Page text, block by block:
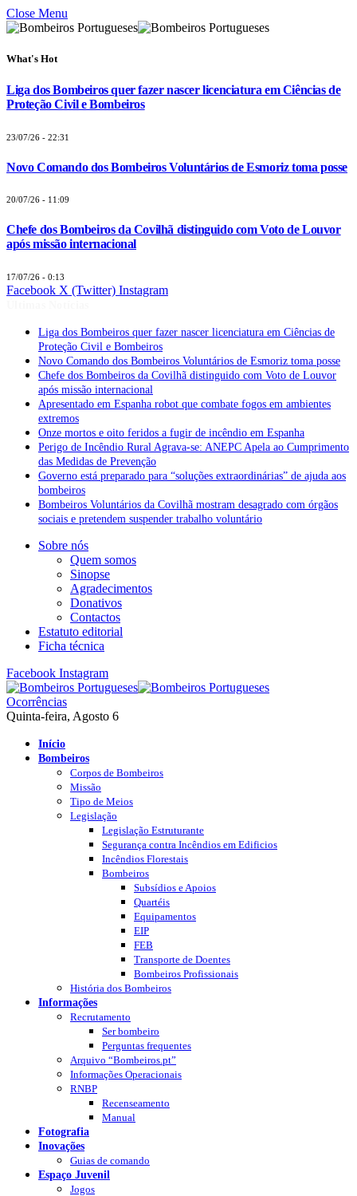
Close Menu
What's Hot
Liga dos Bombeiros quer fazer nascer licenciatura em Ciências de
Proteção Civil e Bombeiros
23/07/26 - 22:31
Novo Comando dos Bombeiros Voluntários de Esmoriz toma posse
20/07/26 - 11:09
Chefe dos Bombeiros da Covilhã distinguido com Voto de Louvor
após missão internacional
17/07/26 - 0:13
Facebook X (Twitter) Instagram
Liga dos Bombeiros quer fazer nascer licenciatura em Ciências de
Proteção Civil e Bombeiros
Novo Comando dos Bombeiros Voluntários de Esmoriz toma posse
Chefe dos Bombeiros da Covilhã distinguido com Voto de Louvor
após missão internacional
Apresentado em Espanha robot que combate fogos em ambientes
extremos
Onze mortos e oito feridos a fugir de incêndio em Espanha
Perigo de Incêndio Rural Agrava-se: ANEPC Apela ao Cumprimento
das Medidas de Prevenção
Governo está preparado para “soluções extraordinárias” de ajuda aos
bombeiros
Bombeiros Voluntários da Covilhã mostram desagrado com órgãos
sociais e pretendem suspender trabalho voluntário
Sobre nós
Quem somos
Sinopse
Agradecimentos
Donativos
Contactos
Estatuto editorial
Ficha técnica
Facebook Instagram
Ocorrências
Quinta-feira, Agosto 6
Início
Bombeiros
Corpos de Bombeiros
Missão
Tipo de Meios
Legislação
Legislação Estruturante
Segurança contra Incêndios em Edificios
Incêndios Florestais
Bombeiros
Subsídios e Apoios
Quartéis
Equipamentos
EIP
FEB
Transporte de Doentes
Bombeiros Profissionais
História dos Bombeiros
Informações
Recrutamento
Ser bombeiro
Perguntas frequentes
Arquivo “Bombeiros.pt”
Informações Operacionais
RNBP
Recenseamento
Manual
Fotografia
Inovações
Guias de comando
Espaço Juvenil
Jogos